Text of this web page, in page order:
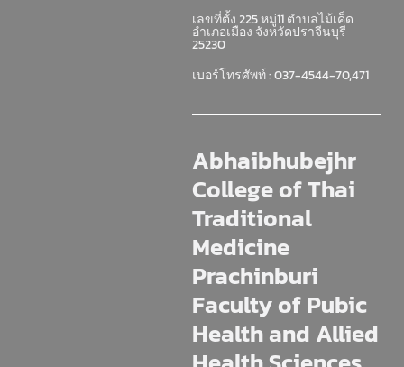
เลขที่ตั้ง 225 หมู่11 ตำบลไม้เค็ด
อำเภอเมือง จังหวัดปราจีนบุรี
25230
เบอร์โทรศัพท์ : 037-4544-70,471
Abhaibhubejhr
College of Thai
Traditional
Medicine
Prachinburi
Faculty of Pubic
Health and Allied